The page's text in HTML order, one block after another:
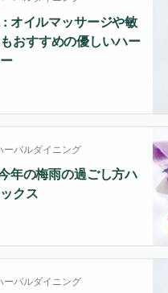
オイルマッサージや敏
おすすめの優しいハー
ーバルダイニング
年の梅雨の過ごし方ハ
クス
ーバルダイニング